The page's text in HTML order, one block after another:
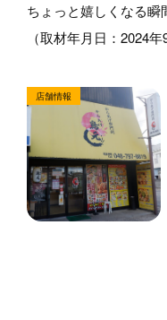
ちょっと嬉しくなる瞬
（取材年月日：2024年